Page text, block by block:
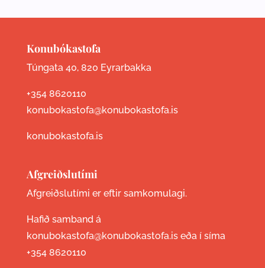
Konubókastofa
Túngata 40, 820 Eyrarbakka
+354 8620110
konubokastofa@konubokastofa.is
konubokastofa.is
Afgreiðslutími
Afgreiðslutími er eftir samkomulagi.
Hafið samband á
konubokastofa@konubokastofa.is eða í síma
+354 8620110